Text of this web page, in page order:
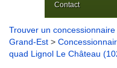
Contact
Trouver un concessionnaire
Grand-Est >
quad Lignol Le Château